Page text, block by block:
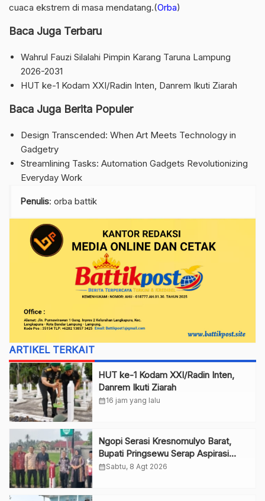
cuaca ekstrem di masa mendatang.(Orba)
Baca Juga Terbaru
Wahrul Fauzi Silalahi Pimpin Karang Taruna Lampung
2026-2031
HUT ke-1 Kodam XXI/Radin Inten, Danrem Ikuti Ziarah
Baca Juga Berita Populer
Design Transcended: When Art Meets Technology in
Gadgetry
Streamlining Tasks: Automation Gadgets Revolutionizing
Everyday Work
Penulis: orba battik
ARTIKEL TERKAIT
HUT ke-1 Kodam XXI/Radin Inten,
Danrem Ikuti Ziarah
calendar_month16 jam yang lalu
Ngopi Serasi Kresnomulyo Barat,
Bupati Pringsewu Serap Aspirasi
Warga
calendar_monthSabtu, 8 Agt 2026